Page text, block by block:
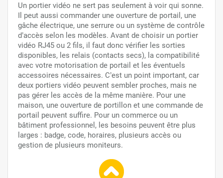
Un portier vidéo ne sert pas seulement à voir qui sonne.
Il peut aussi commander une ouverture de portail, une
gâche électrique, une serrure ou un système de contrôle
d’accès selon les modèles. Avant de choisir un portier
vidéo RJ45 ou 2 fils, il faut donc vérifier les sorties
disponibles, les relais (contacts secs), la compatibilité
avec votre motorisation de portail et les éventuels
accessoires nécessaires. C’est un point important, car
deux portiers vidéo peuvent sembler proches, mais ne
pas gérer les accès de la même manière. Pour une
maison, une ouverture de portillon et une commande de
portail peuvent suffire. Pour un commerce ou un
bâtiment professionnel, les besoins peuvent être plus
larges : badge, code, horaires, plusieurs accès ou
gestion de plusieurs moniteurs.